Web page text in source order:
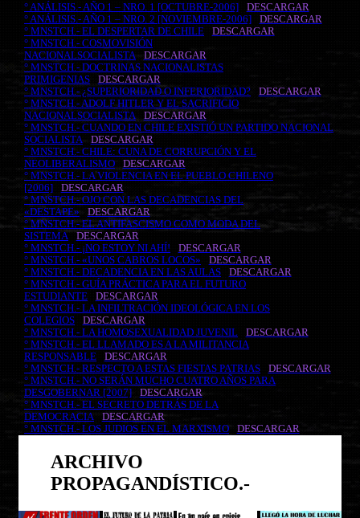
° ANÁLISIS.- AÑO 1 – NRO. 1 [OCTUBRE-2006]
DESCARGAR
° ANÁLISIS.- AÑO 1 – NRO. 2 [NOVIEMBRE-2006]
DESCARGAR
° MNSTCH.- EL DESPERTAR DE CHILE
DESCARGAR
° MNSTCH.- COSMOVISIÓN
NACIONALSOCIALISTA
DESCARGAR
° MNSTCH.- DOCTRINAS NACIONALISTAS
PRIMIGENIAS
DESCARGAR
° MNSTCH.- ¿SUPERIORIDAD O INFERIORIDAD?
DESCARGAR
° MNSTCH.- ADOLF HITLER Y EL SACRIFICIO
NACIONALSOCIALISTA
DESCARGAR
° MNSTCH.- CUANDO EN CHILE EXISTIÓ UN PARTIDO NACIONAL
SOCIALISTA
DESCARGAR
° MNSTCH.- CHILE: CUNA DE CORRUPCIÓN Y EL
NEOLIBERALISMO
DESCARGAR
° MNSTCH.- LA VIOLENCIA EN EL PUEBLO CHILENO
[2006]
DESCARGAR
° MNSTCH.- OJO CON LAS DECADENCIAS DEL
«DESTAPE»
DESCARGAR
° MNSTCH.- EL ANTIFASCISMO COMO MODA DEL
SISTEMA
DESCARGAR
° MNSTCH.- ¡NO ESTOY NI AHÍ!
DESCARGAR
° MNSTCH.- «UNOS CABROS LOCOS»
DESCARGAR
° MNSTCH.- DECADENCIA EN LAS AULAS
DESCARGAR
° MNSTCH.- GUÍA PRÁCTICA PARA EL FUTURO
ESTUDIANTE
DESCARGAR
° MNSTCH.- LA INFILTRACIÓN IDEOLÓGICA EN LOS
COLEGIOS
DESCARGAR
° MNSTCH.- LA HOMOSEXUALIDAD JUVENIL
DESCARGAR
° MNSTCH.- EL LLAMADO ES A LA MILITANCIA
RESPONSABLE
DESCARGAR
° MNSTCH.- RESPECTO A ESTAS FIESTAS PATRIAS
DESCARGAR
° MNSTCH.- NO SERÁN MUCHO CUATRO AÑOS PARA
DESGOBERNAR [2007]
DESCARGAR
° MNSTCH.- EL SECRETO DETRÁS DE LA
DEMOCRACIA
DESCARGAR
° MNSTCH.- LOS JUDIOS EN EL MARXISMO
DESCARGAR
ARCHIVO
PROPAGANDÍSTICO.-